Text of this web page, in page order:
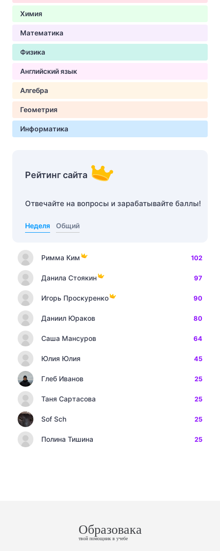
Химия
Математика
Физика
Английский язык
Алгебра
Геометрия
Информатика
Рейтинг сайта
Отвечайте на вопросы и зарабатывайте баллы!
Неделя Общий
Римма Ким 102
Данила Стоякин 97
Игорь Проскуренко 90
Даниил Юраков 80
Саша Мансуров 64
Юлия Юлия 45
Глеб Иванов 25
Таня Сартасова 25
Sof Sch 25
Полина Тишина 25
Образовака
твой помощник в учебе